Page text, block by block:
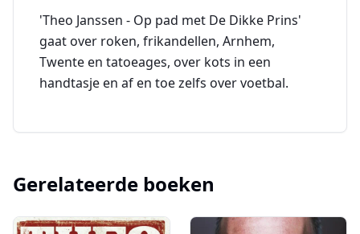
'Theo Janssen - Op pad met De Dikke Prins'
gaat over roken, frikandellen, Arnhem,
Twente en tatoeages, over kots in een
handtasje en af en toe zelfs over voetbal.
Gerelateerde boeken